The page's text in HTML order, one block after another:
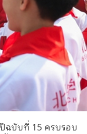
ฉบับที่ 15 ครบรอบ